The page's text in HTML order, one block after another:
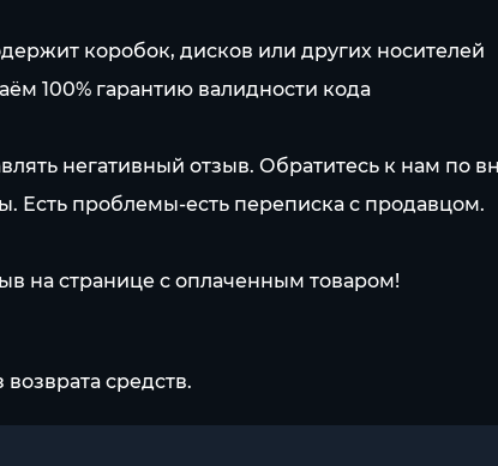
коробок, дисков или других носителей
100% гарантию валидности кода
негативный отзыв. Обратитесь к нам по
проблемы-есть переписка с продавцом.
на странице с оплаченным товаром!
средств.